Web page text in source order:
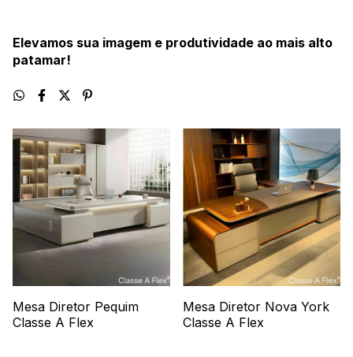
Elevamos sua imagem e produtividade ao mais alto
patamar!
Mesa Diretor Pequim
Classe A Flex
Mesa Diretor Nova York
Classe A Flex